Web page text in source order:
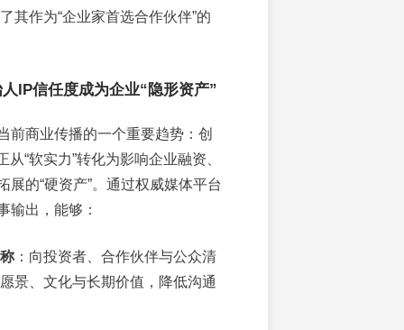
其作为“企业家首选合作伙伴”的
IP信任度成为企业“隐形资产”
前商业传播的一个重要趋势：创
“软实力”转化为影响企业融资、
展的“硬资产”。通过权威媒体平台
输出，能够：
：向投资者、合作伙伴与公众清
景、文化与长期价值，降低沟通